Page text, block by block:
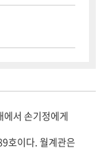
서 손기정에게
호이다. 월계관은